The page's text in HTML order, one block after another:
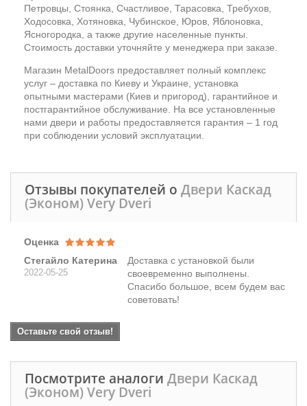
Петровцы, Стоянка, Счастливое, Тарасовка, Требухов,
Ходосовка, Хотяновка, Чубинское, Юров, Яблоновка,
Ясногородка, а также другие населенные пункты.
Стоимость доставки уточняйте у менеджера при заказе.
Магазин MetalDoors предоставляет полный комплекс
услуг – доставка по Киеву и Украине, установка
опытными мастерами (Киев и пригород), гарантийное и
постгарантийное обслуживание. На все установленные
нами двери и работы предоставляется гарантия – 1 год
при соблюдении условий эксплуатации.
Отзывы покупателей о Двери Каскад
(Эконом) Very Dveri
Оценка
Стегайло Катерина
2022-05-25
Доставка с установкой были
своевременно выполнены.
Спасибо большое, всем будем вас
советовать!
Оставьте свой отзыв!
Посмотрите аналоги Двери Каскад
(Эконом) Very Dveri